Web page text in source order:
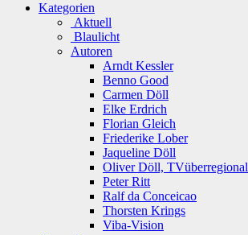
Kategorien
Aktuell
Blaulicht
Autoren
Arndt Kessler
Benno Good
Carmen Döll
Elke Erdrich
Florian Gleich
Friederike Lober
Jaqueline Döll
Oliver Döll, TVüberregional
Peter Ritt
Ralf da Conceicao
Thorsten Krings
Viba-Vision